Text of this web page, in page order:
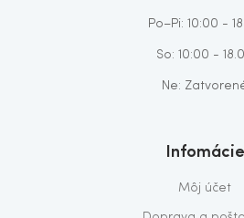
Po–Pi: 10:00 -
So: 10:00 -
Ne:
Infomácie
Môj účet